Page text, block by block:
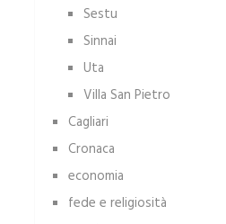
Sestu
Sinnai
Uta
Villa San Pietro
Cagliari
Cronaca
economia
fede e religiosità